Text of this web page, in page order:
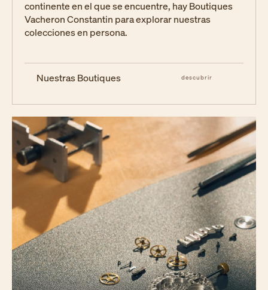
continente en el que se encuentre, hay Boutiques
Vacheron Constantin para explorar nuestras
colecciones en persona.
Nuestras Boutiques descubrir